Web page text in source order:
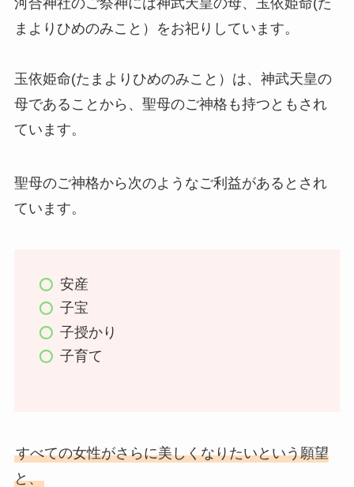
まよりひめのみこと）をお祀りしています。
玉依姫命(たまよりひめのみこと）は、神武天皇の
母であることから、聖母のご神格も持つともされ
ています。
聖母のご神格から次のようなご利益があるとされ
ています。
安産
子宝
子授かり
子育て
すべての女性がさらに美しくなりたいという願望
と、